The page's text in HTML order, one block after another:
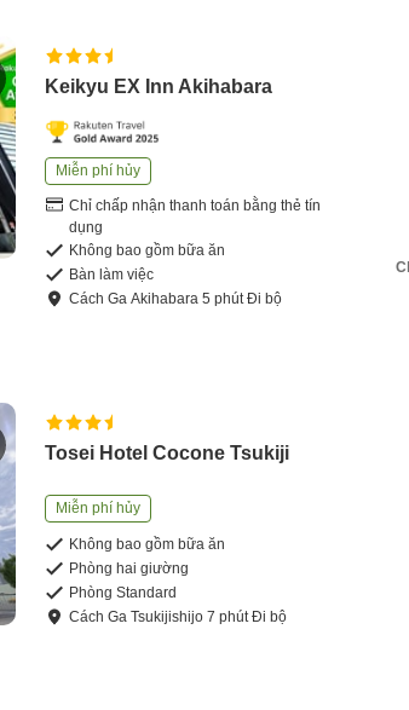
Keikyu EX Inn Akihabara
Miễn phí hủy
Chỉ chấp nhận thanh toán bằng thẻ tín
dụng
Không bao gồm bữa ăn
Bàn làm việc
CáchGa Akihabara5 phútĐi bộ
Tosei Hotel Cocone Tsukiji
Miễn phí hủy
Không bao gồm bữa ăn
Phòng hai giường
Phòng Standard
CáchGa Tsukijishijo7 phútĐi bộ